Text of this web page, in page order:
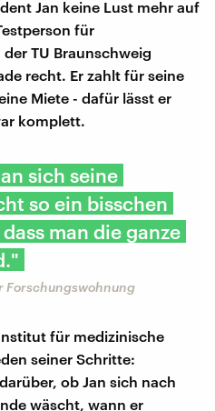
Jan keine Lust mehr auf
für
TU Braunschweig
recht. Er zahlt für seine
Miete - dafür lässt er
komplett.
sich seine
so ein bisschen
man die ganze
Forschungswohnung
für medizinische
seiner Schritte:
ob Jan sich nach
wäscht, wann er